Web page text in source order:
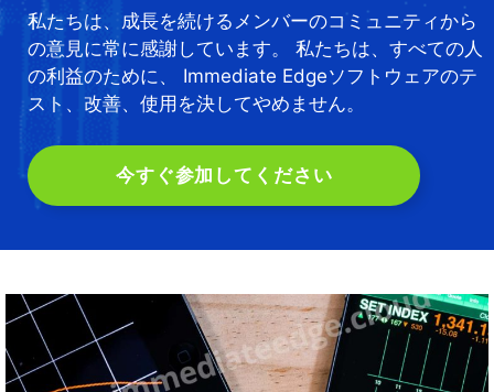
私たちは、成長を続けるメンバーのコミュニティから
の意見に常に感謝しています。 私たちは、すべての人
の利益のために、 Immediate Edgeソフトウェアのテ
スト、改善、使用を決してやめません。
今すぐ参加してください